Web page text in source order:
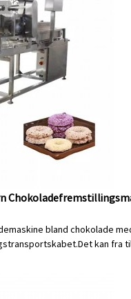
bland chokolade
kan fra